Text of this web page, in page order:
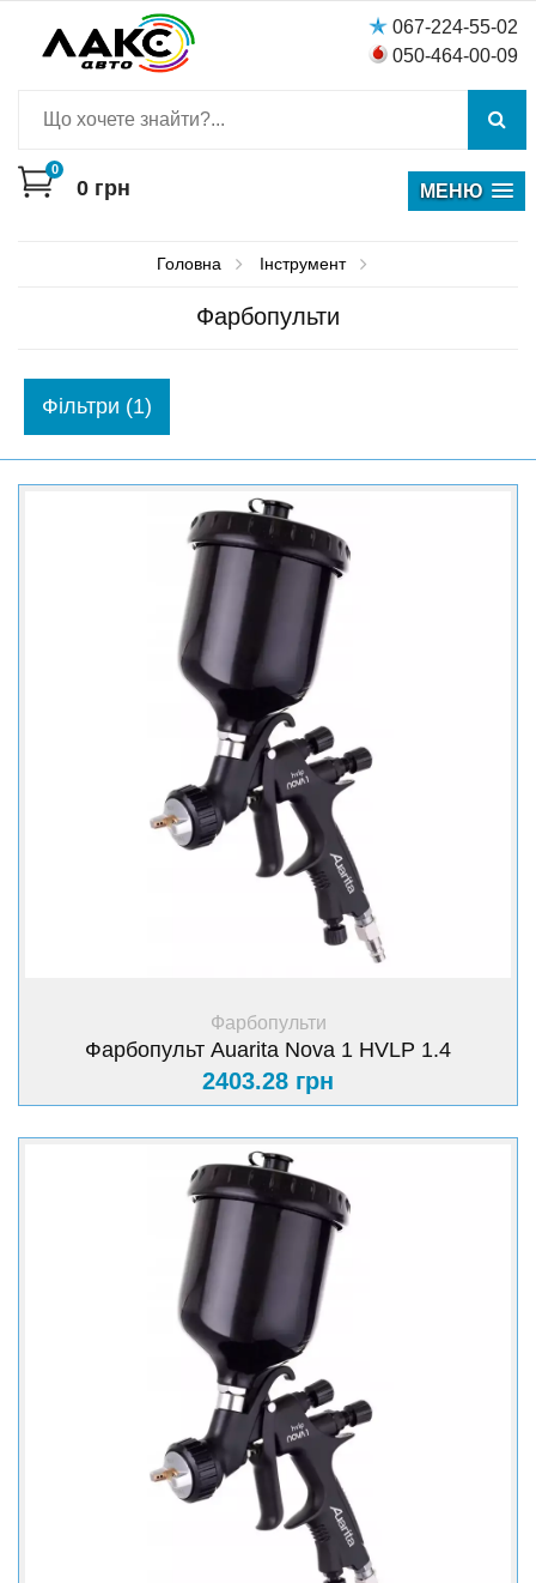
067-224-55-02
050-464-00-09
0
0 грн МЕНЮ
Головна Інструмент
Фарбопульти
Фiльтри (1)
+ Купити
Фарбопульти
Фарбопульт Auarita Nova 1 HVLP 1.4
2403.28 грн